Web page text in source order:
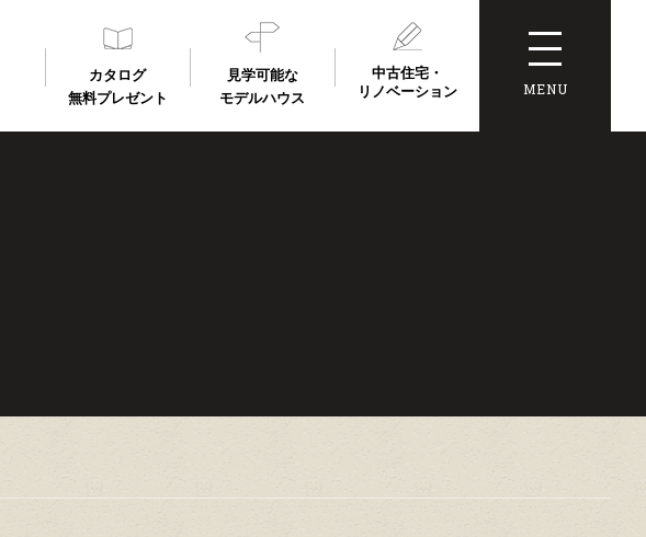
カタログ
無料プレゼント
見学可能な
モデルハウス
中古住宅・
リノベーション
MENU